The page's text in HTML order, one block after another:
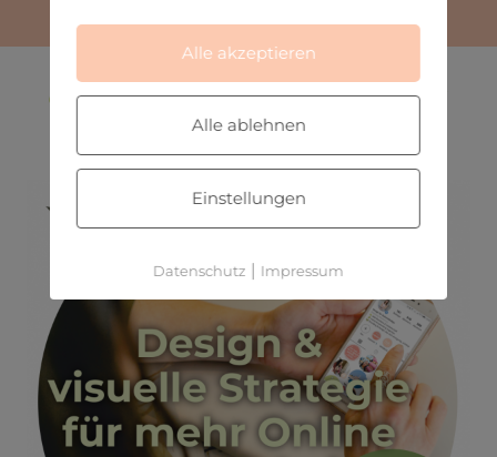
Let´s create – der Grafikdesign-und Business-
AudioBlog
Alle akzeptieren
Alle ablehnen
Einstellungen
Datenschutz | Impressum